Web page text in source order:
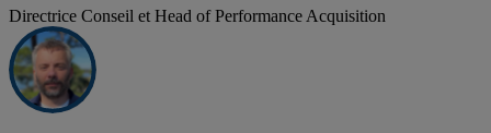
Directrice Conseil et Head of Performance Acquisition